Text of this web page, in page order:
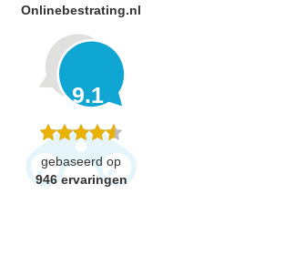
Onlinebestrating.nl
9.1
gebaseerd op
946 ervaringen